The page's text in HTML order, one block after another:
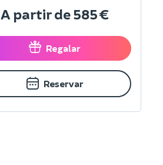
A partir de585 €
Regalar
Reservar